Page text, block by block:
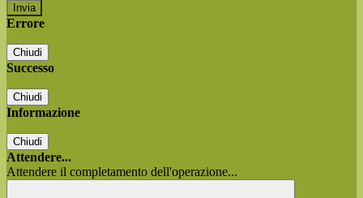
Errore
Chiudi
Successo
Chiudi
Informazione
Chiudi
Attendere...
Attendere il completamento dell'operazione...